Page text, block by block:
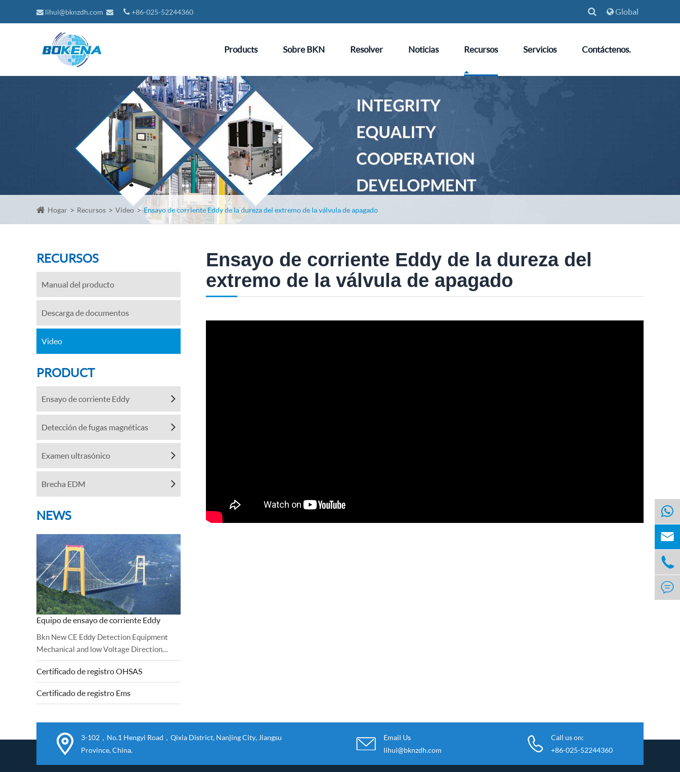
lihui@bknzdh.com +86-025-52244360 Global
Products Sobre BKN Resolver Noticias Recursos Servicios Contáctenos.
Hogar Recursos Video Ensayo de corriente Eddy de la dureza del extremo de la válvula de apagado
RECURSOS
Manual del producto
Descarga de documentos
Video
PRODUCT
Ensayo de corriente Eddy
Detección de fugas magnéticas
Examen ultrasónico
Brecha EDM
NEWS
Equipo de ensayo de corriente Eddy
Bkn New CE Eddy Detection Equipment
Mechanical and low Voltage Direction
certificate bkn has been observed and
completed with Successful Audit.Directiva
2006 / 42 / CE sobre máquinas y 2...
Certificado de registro OHSAS
Certificado de registro Ems
Ensayo de corriente Eddy de la dureza del
extremo de la válvula de apagado
3-102，No.1 Hengyi Road，Qixia District, Nanjing City, Jiangsu
Province, China.
Email Us
lihui@bknzdh.com
Call us on:
+86-025-52244360


